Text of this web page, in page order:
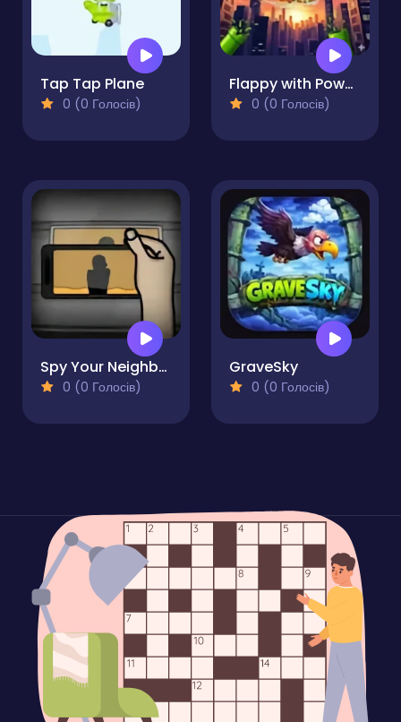
Tap Tap Plane
0 (0 Голосів)
Flappy with Powers
0 (0 Голосів)
Spy Your Neighbor
0 (0 Голосів)
GraveSky
0 (0 Голосів)